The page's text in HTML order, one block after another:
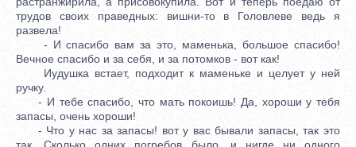
трудов своих праведных: вишни-то в Головлеве ведь я
развела!
- И спасибо вам за это, маменька, большое спасибо!
Вечное спасибо и за себя, и за потомков - вот как!
Иудушка встает, подходит к маменьке и целует у ней
ручку.
- И тебе спасибо, что мать покоишь! Да, хороши у тебя
запасы, очень хороши!
- Что у нас за запасы! вот у вас бывали запасы, так это
так. Сколько одних погребов было, и нигде ни одного